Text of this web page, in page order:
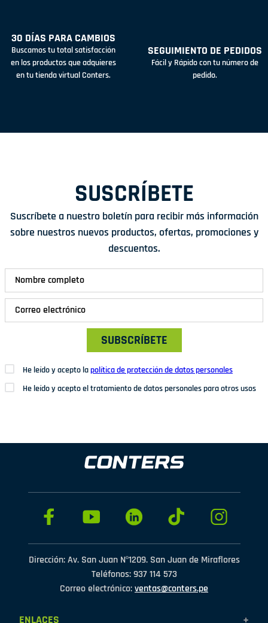
30 DÍAS PARA CAMBIOS
Buscamos tu total satisfacción
en los productos que adquieres
en tu tienda virtual Conters.
SEGUIMIENTO DE PEDIDOS
Fácil y Rápido con tu número de
pedido.
SUSCRÍBETE
Suscríbete a nuestro boletín para recibir más información
sobre nuestros nuevos productos, ofertas, promociones y
descuentos.
SUBSCRÍBETE
He leído y acepto lapolítica de protección de datos personales
He leído y acepto el tratamiento de datos personales para otros usos
Dirección: Av. San Juan Nº1209. San Juan de Miraflores
Teléfonos: 937 114 573
Correo electrónico:ventas@conters.pe
ENLACES +